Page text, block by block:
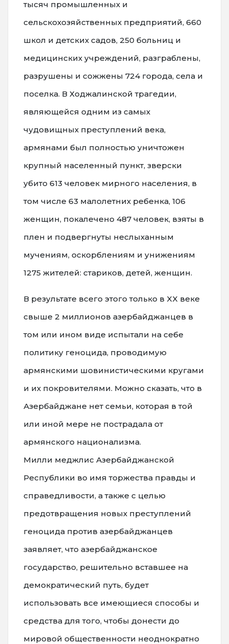
тысяч промышленных и
сельскохозяйственных предприятий, 660
школ и детских садов, 250 больниц и
медицинских учреждений, разграблены,
разрушены и сожжены 724 города, села и
поселка. В Ходжалинской трагедии,
являющейся одним из самых
чудовищных преступлений века,
армянами был полностью уничтожен
крупный населенный пункт, зверски
убито 613 человек мирного населения, в
том числе 63 малолетних ребенка, 106
женщин, покалечено 487 человек, взяты в
плен и подвергнуты неслыханным
мучениям, оскорблениям и унижениям
1275 жителей: стариков, детей, женщин.
В результате всего этого только в XX веке
свыше 2 миллионов азербайджанцев в
том или ином виде испытали на себе
политику геноцида, проводимую
армянскими шовинистическими кругами
и их покровителями. Можно сказать, что в
Азербайджане нет семьи, которая в той
или иной мере не пострадала от
армянского национализма.
Милли меджлис Азербайджанской
Республики во имя торжества правды и
справедливости, а также с целью
предотвращения новых преступлений
геноцида против азербайджанцев
заявляет, что азербайджанское
государство, решительно вставшее на
демократический путь, будет
использовать все имеющиеся способы и
средства для того, чтобы донести до
мировой общественности неоднократно